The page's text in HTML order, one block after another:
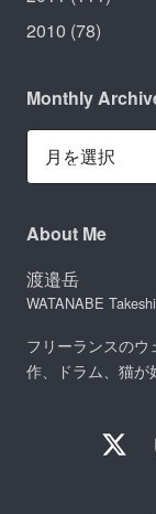
2010 (78)
Monthly
About Me
渡邉岳
WATANABE Takeshi
フリーランスの
作、ドラム、猫が